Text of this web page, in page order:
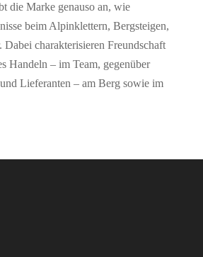
die Marke genauso an, wie
beim Alpinklettern, Bergsteigen,
charakterisieren Freundschaft
Handeln – im Team, gegenüber
Lieferanten – am Berg sowie im